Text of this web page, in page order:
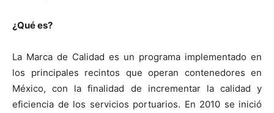
¿Qué es?
La Marca de Calidad es un programa implementado en
los principales recintos que operan contenedores en
México, con la finalidad de incrementar la calidad y
eficiencia de los servicios portuarios. En 2010 se inició